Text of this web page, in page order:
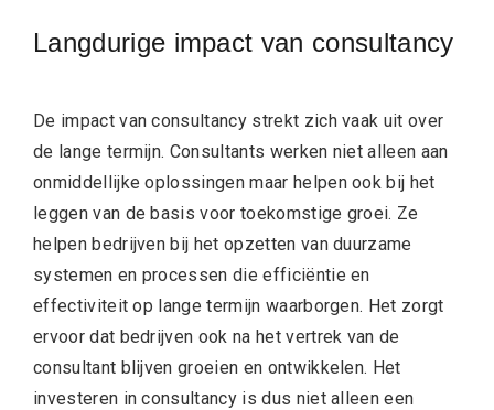
Langdurige impact van consultancy
De impact van consultancy strekt zich vaak uit over
de lange termijn. Consultants werken niet alleen aan
onmiddellijke oplossingen maar helpen ook bij het
leggen van de basis voor toekomstige groei. Ze
helpen bedrijven bij het opzetten van duurzame
systemen en processen die efficiëntie en
effectiviteit op lange termijn waarborgen. Het zorgt
ervoor dat bedrijven ook na het vertrek van de
consultant blijven groeien en ontwikkelen. Het
investeren in consultancy is dus niet alleen een